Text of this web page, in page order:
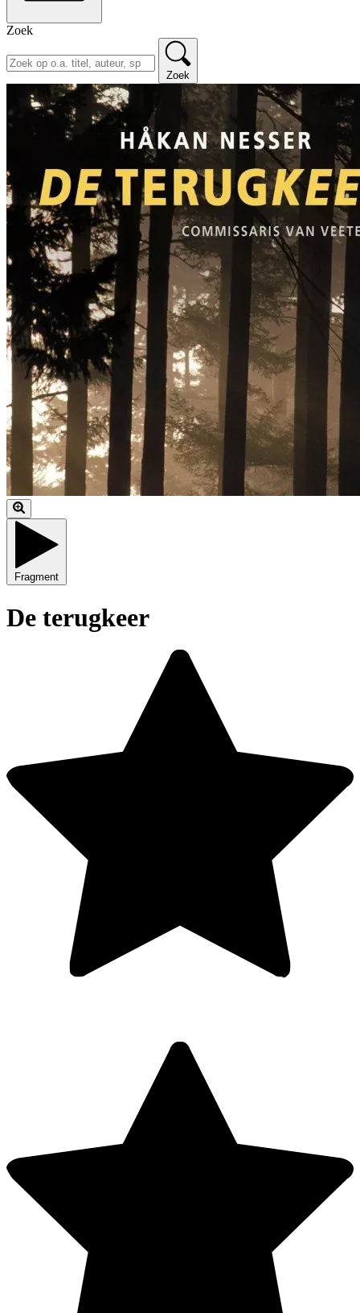
Zoek
Zoek
Fragment
De terugkeer